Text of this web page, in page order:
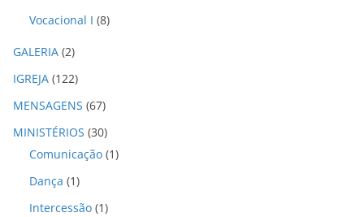
Vocacional I (8)
GALERIA (2)
IGREJA (122)
MENSAGENS (67)
MINISTÉRIOS (30)
Comunicação (1)
Dança (1)
Intercessão (1)